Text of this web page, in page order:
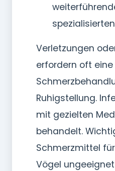
Verletzungen
erfordern oft eine
Ruhigstellung.
mit gezielten
behandelt.
Schmerzmittel
Vögel